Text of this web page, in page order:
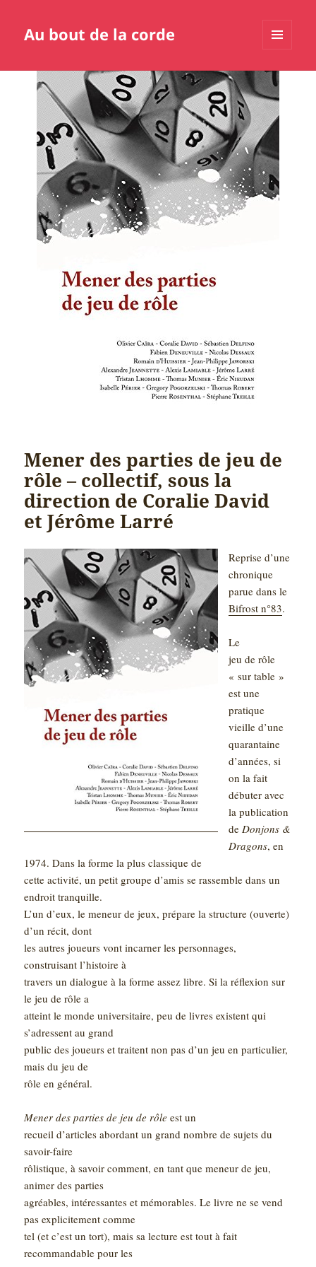
Au bout de la corde
WIDGETS
Mener des parties de jeu de
rôle – collectif, sous la
direction de Coralie David
et Jérôme Larré
Reprise d’une
chronique
parue dans le
Bifrost n°83.
Le
jeu de rôle
« sur table »
est une
pratique
vieille d’une
quarantaine
d’années, si
on la fait
débuter avec
la publication
de Donjons &
Dragons, en
1974. Dans la forme la plus classique de
cette activité, un petit groupe d’amis se rassemble dans un
endroit tranquille.
L’un d’eux, le meneur de jeux, prépare la structure (ouverte)
d’un récit, dont
les autres joueurs vont incarner les personnages,
construisant l’histoire à
travers un dialogue à la forme assez libre. Si la réflexion sur
le jeu de rôle a
atteint le monde universitaire, peu de livres existent qui
s’adressent au grand
public des joueurs et traitent non pas d’un jeu en particulier,
mais du jeu de
rôle en général.
Mener des parties de jeu de rôle est un
recueil d’articles abordant un grand nombre de sujets du
savoir-faire
rôlistique, à savoir comment, en tant que meneur de jeu,
animer des parties
agréables, intéressantes et mémorables. Le livre ne se vend
pas explicitement comme
tel (et c’est un tort), mais sa lecture est tout à fait
recommandable pour les